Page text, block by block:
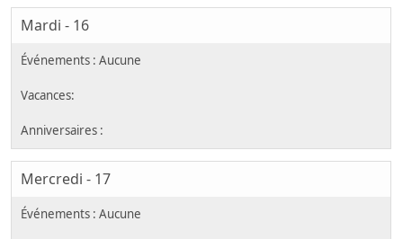
Mardi - 16
Mercredi - 17